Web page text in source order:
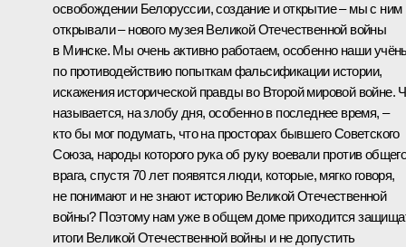
освобождении Белоруссии, создание и открытие – мы с ним
открывали – нового музея Великой Отечественной войны
в Минске. Мы очень активно работаем, особенно наши
по противодействию попыткам фальсификации истории,
искажения исторической правды во Второй мировой войне.
называется, на злобу дня, особенно в последнее время, –
кто бы мог подумать, что на просторах бывшего Советского
Союза, народы которого рука об руку воевали против
врага, спустя 70 лет появятся люди, которые, мягко говоря,
не понимают и не знают историю Великой Отечественной
войны? Поэтому нам уже в общем доме приходится
итоги Великой Отечественной войны и не допустить